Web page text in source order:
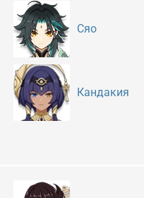
Сяо
Кандакия